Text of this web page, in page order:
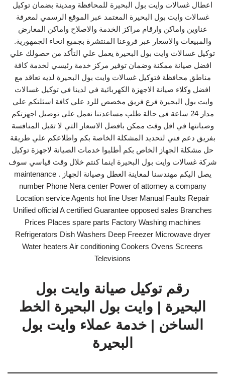
اعطال غسالات وايت بول البحيرة للمحافظة ومدينة بضمان توكيل
غسالات وايت بول البحيرة المعتمد عبر الموقع الرسمي لمعرفة
عناوين واماكن وارقام مراكز الخدمة والاصلاح واماكن المعارض
والمبيعات والاسعار عبر فروعنا المنتشرة بجميع انحاء الجمهورية.
توكيل غسالات وايت بول البحيرة يعمل علي التأكد من حصولك علي
افضل صيانة ممكنة وضمان توفير مركز خدمة رئيسي لخدمة كافة
مناطق محافظة فتوكيل غسالات وايت بول البحيرة لديه تعاقد مع
افضل وكلاء صيانة الاجهزة الكهربائية في لدينا في توكيل غسالات
وايت بول البحيرة فرع فريق مخصص للرد علي كافة اسئلتكم علي
مدار 24 ساعة في حالة طلب مساعدتنا نعمل علي توصيل اجهزتكم
وصيانتها في اقل وقت ممكن بافضل الاسعار التي لا تقبل المنافسة
بفريق دعم فني لتحديد المشكلة الخاصة بكم واطلاعكم علي طريقة
حل مشكلة الجهاز الخاص بكم أطلبوا خدمات الصيانة لاجهزة توكيل
شركة غسالات وايت بول البحيرة اينما كنتم خلال وقت قياسي سوف
يصل اليكم مهندسنا لمعاينة العطل وصيانة الجهاز . maintenance
number Phone Nera center Power of attorney a company
Location service Agents hot line User Manual Faults Repair
Unified official A certified Guarantee opposed sales Branches
Prices Places spare parts Factory Washing machines
Refrigerators Dish Washers Deep Freezer Microwave dryer
Water heaters Air conditioning Cookers Ovens Screens
Televisions
رقم توكيل صيانة وايت بول
البحيرة | وايت بول البحيرة الخط
الساخن | خدمة عملاء وايت بول
البحيرة